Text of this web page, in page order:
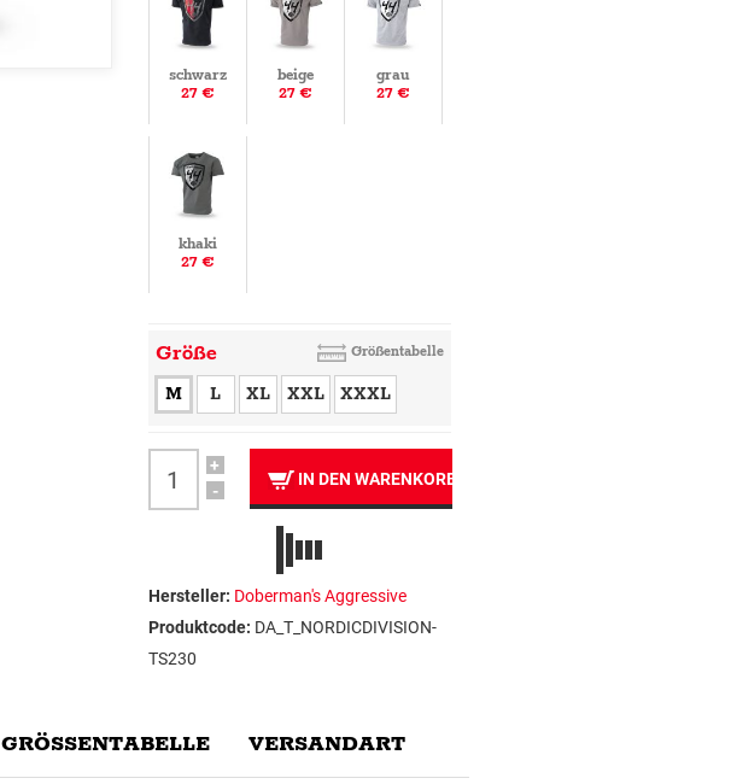
schwarz
27 €
beige
27 €
grau
27 €
khaki
27 €
Größe Größentabelle
M L XL XXL XXXL
+
-
IN DEN WARENKORB
Hersteller: Doberman's Aggressive
Produktcode: DA_T_NORDICDIVISION-
TS230
GRÖSSENTABELLE VERSANDART